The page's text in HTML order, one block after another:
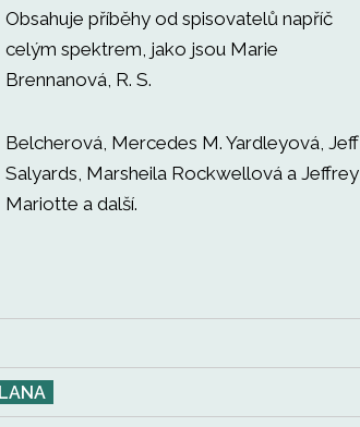
Obsahuje příběhy od spisovatelů napříč
celým spektrem, jako jsou Marie
Brennanová, R. S.
Belcherová, Mercedes M. Yardleyová, Jeff
Salyards, Marsheila Rockwellová a Jeffrey
Mariotte a další.